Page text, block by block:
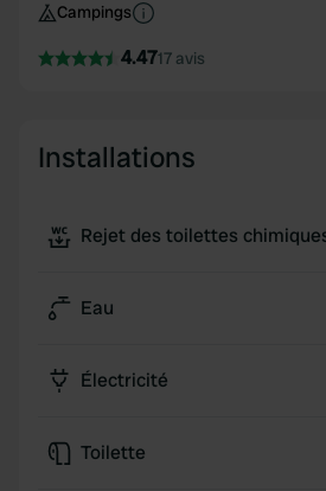
Campings
4.4717 avis
Installations
Rejet des toilettes
Eau
Électricité
Toilette